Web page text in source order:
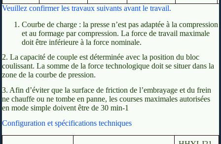
Veuillez confirmer les travaux suivants avant le travail.
Courbe de charge : la presse n’est pas adaptée à la compression
et au formage par compression. La force de travail maximale
doit être inférieure à la force nominale.
2. La capacité de couple est déterminée avec la position du bloc
coulissant. La somme de la force technologique doit se situer dans la
zone de la courbe de pression.
3. Afin d’éviter que la surface de friction de l’embrayage et du frein
ne chauffe ou ne tombe en panne, les courses maximales autorisées
en mode simple doivent être de 30 min-1
Configuration et spécifications techniques